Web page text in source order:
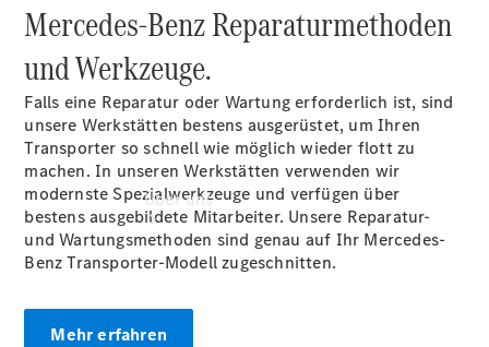
Über uns
Mercedes-Benz Reparaturmethoden
und Werkzeuge.
Falls eine Reparatur oder Wartung erforderlich ist, sind
unsere Werkstätten bestens ausgerüstet, um Ihren
Transporter so schnell wie möglich wieder flott zu
machen. In unseren Werkstätten verwenden wir
modernste Spezialwerkzeuge und verfügen über
bestens ausgebildete Mitarbeiter. Unsere Reparatur-
und Wartungsmethoden sind genau auf Ihr Mercedes-
Benz Transporter-Modell zugeschnitten.
Mehr erfahren